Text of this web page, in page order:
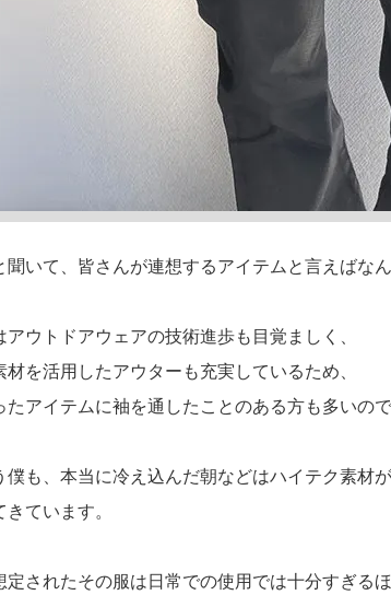
聞いて、皆さんが連想するアイテムと言えばな
アウトドアウェアの技術進歩も目覚ましく、
材を活用したアウターも充実しているため、
たアイテムに袖を通したことのある方も多いの
僕も、本当に冷え込んだ朝などはハイテク素材
きています。
定されたその服は日常での使用では十分すぎる